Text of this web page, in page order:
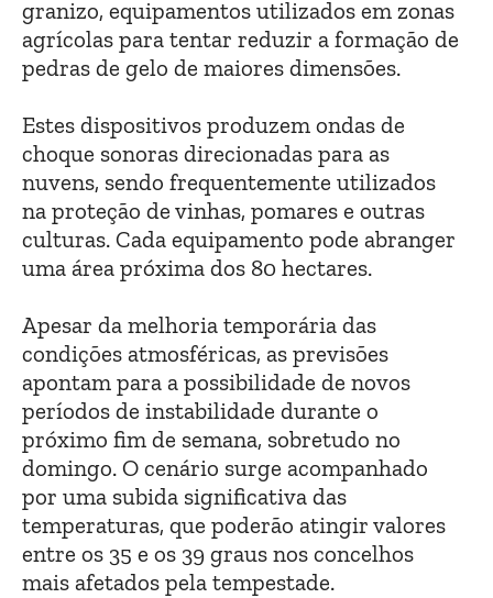
granizo, equipamentos utilizados em zonas
agrícolas para tentar reduzir a formação de
pedras de gelo de maiores dimensões.
Estes dispositivos produzem ondas de
choque sonoras direcionadas para as
nuvens, sendo frequentemente utilizados
na proteção de vinhas, pomares e outras
culturas. Cada equipamento pode abranger
uma área próxima dos 80 hectares.
Apesar da melhoria temporária das
condições atmosféricas, as previsões
apontam para a possibilidade de novos
períodos de instabilidade durante o
próximo fim de semana, sobretudo no
domingo. O cenário surge acompanhado
por uma subida significativa das
temperaturas, que poderão atingir valores
entre os 35 e os 39 graus nos concelhos
mais afetados pela tempestade.